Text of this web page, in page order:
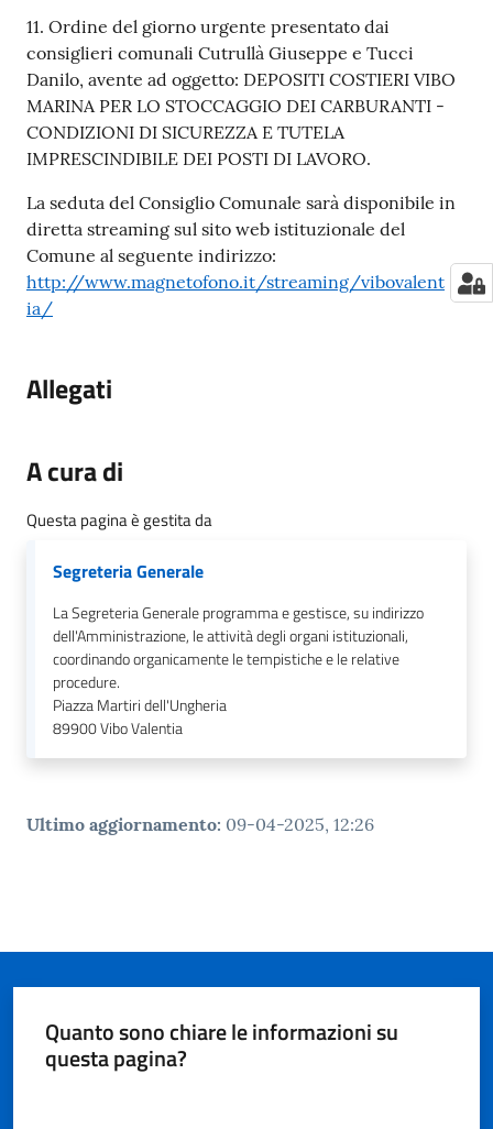
11. Ordine del giorno urgente presentato dai
consiglieri comunali Cutrullà Giuseppe e Tucci
Danilo, avente ad oggetto: DEPOSITI COSTIERI VIBO
MARINA PER LO STOCCAGGIO DEI CARBURANTI -
CONDIZIONI DI SICUREZZA E TUTELA
IMPRESCINDIBILE DEI POSTI DI LAVORO.
La seduta del Consiglio Comunale sarà disponibile in
diretta streaming sul sito web istituzionale del
Comune al seguente indirizzo:
http://www.magnetofono.it/streaming/vibovalent
ia/
Allegati
A cura di
Questa pagina è gestita da
Segreteria Generale
La Segreteria Generale programma e gestisce, su indirizzo
dell'Amministrazione, le attività degli organi istituzionali,
coordinando organicamente le tempistiche e le relative
procedure.
Piazza Martiri dell'Ungheria
89900Vibo Valentia
Ultimo aggiornamento: 09-04-2025, 12:26
Quanto sono chiare le informazioni su
questa pagina?